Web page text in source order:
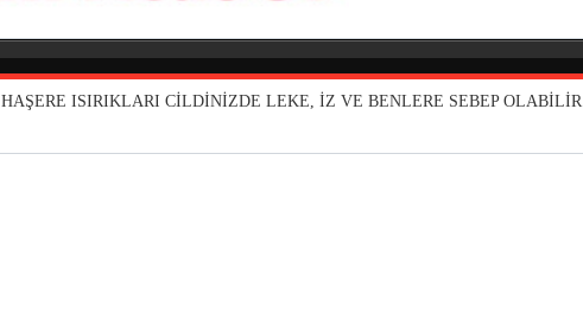
HAŞERE ISIRIKLARI CİLDİNİZDE LEKE, İZ VE BENLERE SEBEP OLABİLİR